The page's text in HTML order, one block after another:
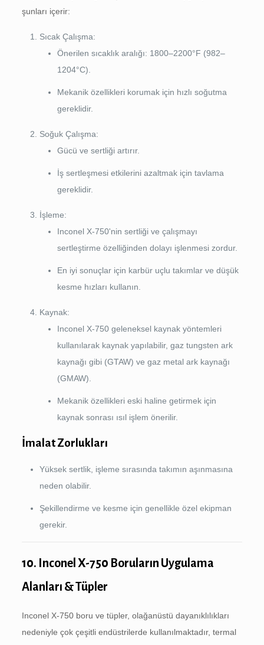
şunları içerir:
Sıcak Çalışma:
Önerilen sıcaklık aralığı: 1800–2200°F (982–
1204°C).
Mekanik özellikleri korumak için hızlı soğutma
gereklidir.
Soğuk Çalışma:
Gücü ve sertliği artırır.
İş sertleşmesi etkilerini azaltmak için tavlama
gereklidir.
İşleme:
Inconel X-750'nin sertliği ve çalışmayı
sertleştirme özelliğinden dolayı işlenmesi zordur.
En iyi sonuçlar için karbür uçlu takımlar ve düşük
kesme hızları kullanın.
Kaynak:
Inconel X-750 geleneksel kaynak yöntemleri
kullanılarak kaynak yapılabilir, gaz tungsten ark
kaynağı gibi (GTAW) ve gaz metal ark kaynağı
(GMAW).
Mekanik özellikleri eski haline getirmek için
kaynak sonrası ısıl işlem önerilir.
İmalat Zorlukları
Yüksek sertlik, işleme sırasında takımın aşınmasına
neden olabilir.
Şekillendirme ve kesme için genellikle özel ekipman
gerekir.
10. Inconel X-750 Boruların Uygulama
Alanları & Tüpler
Inconel X-750 boru ve tüpler, olağanüstü dayanıklılıkları
nedeniyle çok çeşitli endüstrilerde kullanılmaktadır, termal